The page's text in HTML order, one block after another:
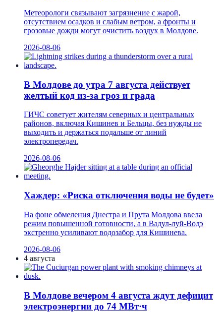
Метеорологи связывают загрязнение с жарой,
отсутствием осадков и слабым ветром, а фронты и
грозовые дожди могут очистить воздух в Молдове.
2026-08-06
В Молдове до утра 7 августа действует
желтый код из-за гроз и града
ГИЧС советует жителям северных и центральных
районов, включая Кишинев и Бельцы, без нужды не
выходить и держаться подальше от линий
электропередач.
2026-08-06
Хаждер: «Риска отключения воды не будет»
На фоне обмеления Днестра и Прута Молдова ввела
режим повышенной готовности, а в Вадул-луй-Водэ
экстренно усиливают водозабор для Кишинева.
2026-08-06
4 августа
В Молдове вечером 4 августа ждут дефицит
электроэнергии до 74 МВт·ч